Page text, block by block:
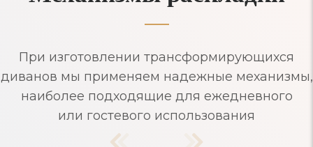
При изготовлении трансформирующихся
диванов мы применяем надежные механизмы,
наиболее подходящие для ежедневного
или гостевого использования